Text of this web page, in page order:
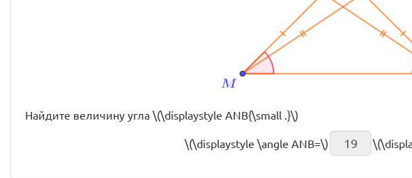
Найдите величину угла \(\displaystyle ANB{\small .}\)
\(\displaystyle \angle ANB=\)